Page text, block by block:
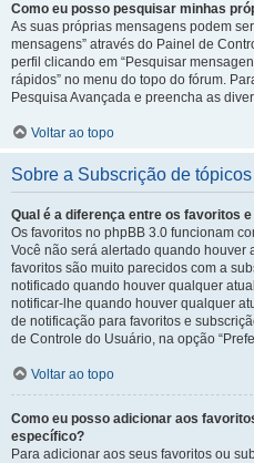
Como eu posso pesquisar minhas
As suas próprias mensagens podem
mensagens” através do Painel de
perfil clicando em “Pesquisar
rápidos” no menu do topo do fórum.
Pesquisa Avançada e preencha as
Voltar ao topo
Sobre a Subscrição de
Qual é a diferença entre os favoritos
Os favoritos no phpBB 3.0 funcionam
Você não será alertado quando houver
favoritos são muito parecidos com a
notificado quando houver qualquer
notificar-lhe quando houver qualquer
de notificação para favoritos e
de Controle do Usuário, na opção
Voltar ao topo
Como eu posso adicionar aos
específico?
Para adicionar aos seus favoritos ou